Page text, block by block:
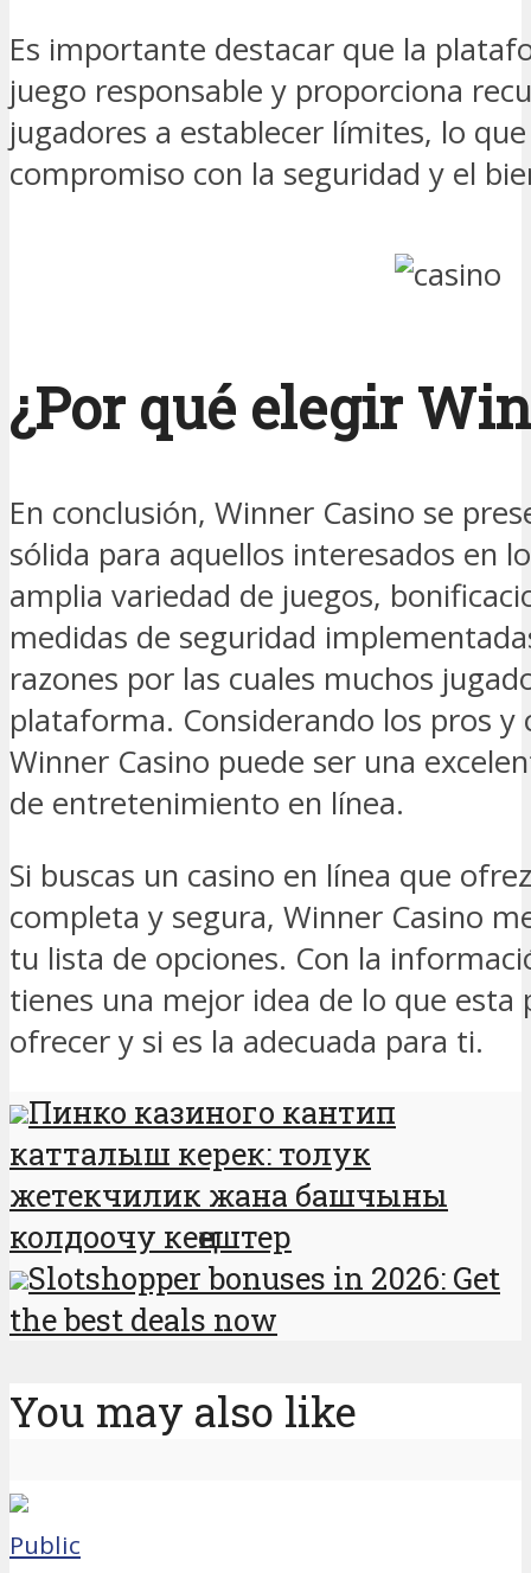
Es importante destacar que la
juego responsable y proporciona
jugadores a establecer límites, lo
compromiso con la seguridad y el
¿Por qué elegir
En conclusión, Winner Casino se
sólida para aquellos interesados en
amplia variedad de juegos,
medidas de seguridad
razones por las cuales muchos
plataforma. Considerando los pros y
Winner Casino puede ser una
de entretenimiento en línea.
Si buscas un casino en línea que
completa y segura, Winner Casino
tu lista de opciones. Con la
tienes una mejor idea de lo que
ofrecer y si es la adecuada para ti.
Пинко казиного кантип
катталыш керек: толук
жетекчилик жана башчыны
колдоочу кеңештер
Slotshopper bonuses in 2026: Get
the best deals now
You may also like
Public